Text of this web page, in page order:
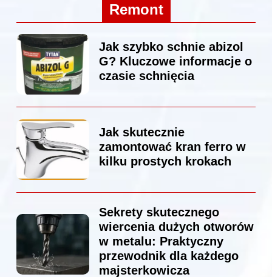
Remont
Jak szybko schnie abizol
G? Kluczowe informacje o
czasie schnięcia
Jak skutecznie
zamontować kran ferro w
kilku prostych krokach
Sekrety skutecznego
wiercenia dużych otworów
w metalu: Praktyczny
przewodnik dla każdego
majsterkowicza